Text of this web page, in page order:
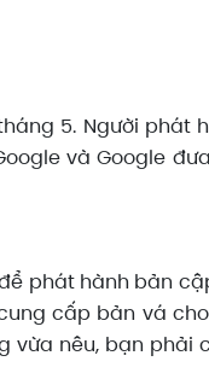
5. Người phát
và Google
phát hành bản
cấp bản vá
vừa nêu, bạn phải